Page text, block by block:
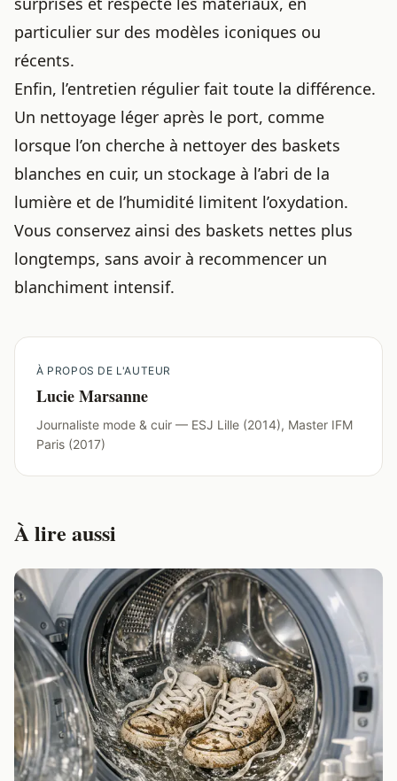
particulier sur des modèles iconiques ou
récents.
Enfin, l’entretien régulier fait toute la différence.
Un nettoyage léger après le port, comme
lorsque l’on cherche à nettoyer des baskets
blanches en cuir, un stockage à l’abri de la
lumière et de l’humidité limitent l’oxydation.
Vous conservez ainsi des baskets nettes plus
longtemps, sans avoir à recommencer un
blanchiment intensif.
À PROPOS DE L'AUTEUR
Lucie Marsanne
Journaliste mode & cuir — ESJ Lille (2014), Master IFM
Paris (2017)
À lire aussi